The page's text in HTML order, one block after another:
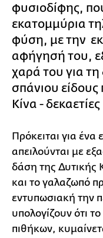
φυσιοδίφης,
εκατομμύρια
φύση, με την
αφήγησή του,
χαρά του για
σπάνιου είδους
Κίνα -
Πρόκειται για ένα
απειλούνται με
δάση της Δυτικής
και το γαλαζωπό
εντυπωσιακή την
υπολογίζουν ότι
πιθήκων,